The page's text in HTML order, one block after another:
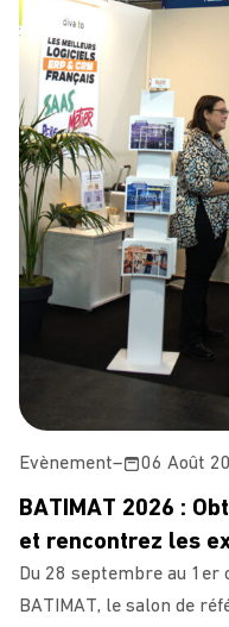
Evènement– 06 Août
BATIMAT 2026 :
et rencontrez les
Du 28 septembre au
BATIMAT, le salon de